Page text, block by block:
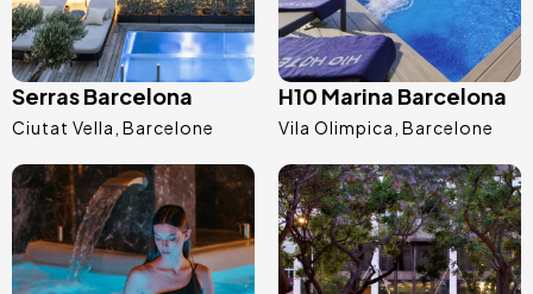
Serras Barcelona
Ciutat Vella Barcelone
H10 Marina Barcelona
Vila Olimpica Barcelone
Image Image